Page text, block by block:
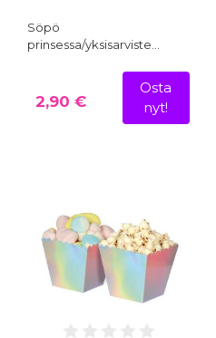
Söpö
prinsessa/yksisarviste…
2,90 €
Osta
nyt!